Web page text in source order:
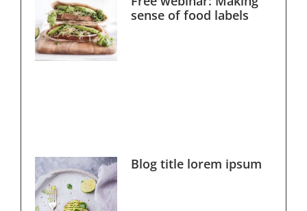
sense of food labels
Blog title lorem ipsum